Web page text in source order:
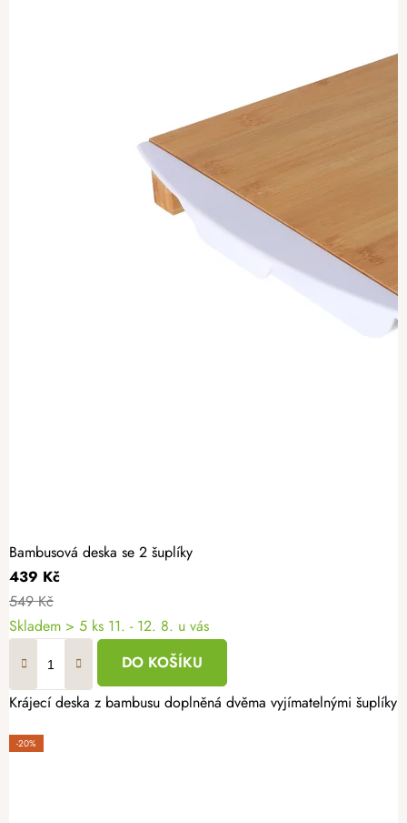
Bambusová deska se 2 šuplíky
439 Kč
549 Kč
Skladem > 5 ks 11. - 12. 8. u vás
DO KOŠÍKU
Krájecí deska z bambusu doplněná dvěma vyjímatelnými
-20%